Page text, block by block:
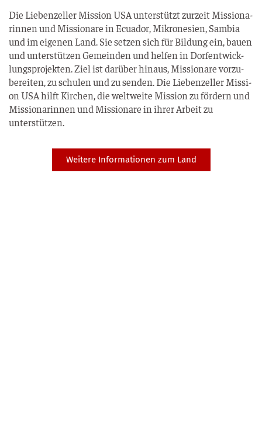
Die Lie­ben­zel­ler Mis­si­on USA unter­stützt zur­zeit Mis­sio­na­
rin­nen und Mis­sio­na­re in Ecua­dor, Mikro­ne­si­en, Sam­bia
und im eige­nen Land. Sie set­zen sich für Bil­dung ein, bau­en
und unter­stüt­zen Gemein­den und hel­fen in Dorf­ent­wick­
lungs­pro­jek­ten. Ziel ist dar­über hin­aus, Mis­sio­na­re vor­zu­
be­rei­ten, zu schu­len und zu sen­den. Die Lie­ben­zel­ler Mis­si­
on USA hilft Kir­chen, die welt­wei­te Mis­si­on zu för­dern und
Mis­sio­na­rin­nen und Mis­sio­na­re in ihrer Arbeit zu
unterstützen.
Weitere Informationen zum Land